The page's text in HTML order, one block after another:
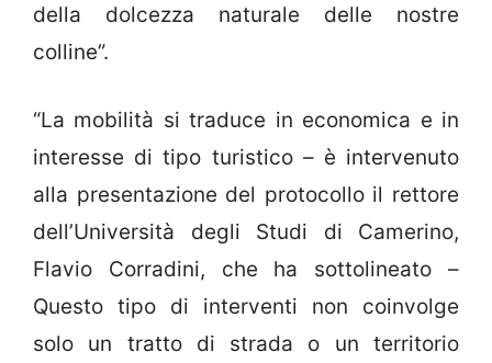
della dolcezza naturale delle nostre
colline”.
“La mobilità si traduce in economica e in
interesse di tipo turistico – è intervenuto
alla presentazione del protocollo il rettore
dell’Università degli Studi di Camerino,
Flavio Corradini, che ha sottolineato –
Questo tipo di interventi non coinvolge
solo un tratto di strada o un territorio